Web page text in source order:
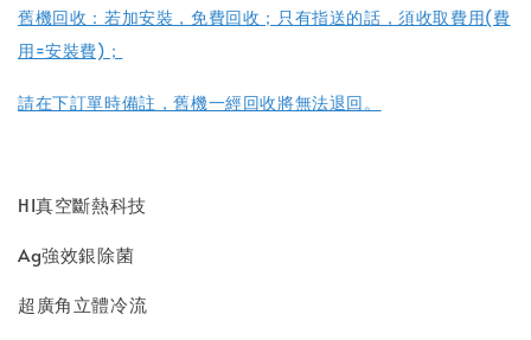
舊機回收：若加安裝，免費回收； 只有指送的話，須收取費用(費
用=安裝費)；
請在下訂單時備註，舊機一經回收將無法退回。
HI真空斷熱科技
Ag強效銀除菌
超廣角立體冷流